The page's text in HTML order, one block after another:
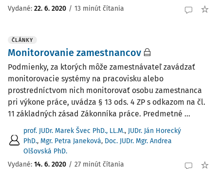
Vydané: 22. 6. 2020 / 13 minút čítania
ČLÁNKY
Monitorovanie zamestnancov
Podmienky, za ktorých môže zamestnávateľ zavádzať
monitorovacie systémy na pracovisku alebo
prostredníctvom nich monitorovať osobu zamestnanca
pri výkone práce, uvádza § 13 ods. 4 ZP s odkazom na čl.
11 základných zásad Zákonníka práce. Predmetné ...
prof. JUDr. Marek Švec PhD., LL.M., JUDr. Ján Horecký
PhD., Mgr. Petra Janeková, Doc. JUDr. Mgr. Andrea
Olšovská PhD.
Vydané: 14. 6. 2020 / 27 minút čítania